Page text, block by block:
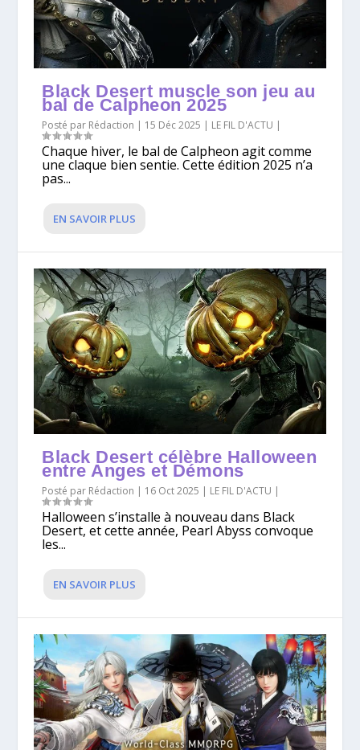
Black Desert muscle son jeu au
bal de Calpheon 2025
Posté par Rédaction | 15 Déc 2025 | LE FIL D'ACTU |
Chaque hiver, le bal de Calpheon agit comme
une claque bien sentie. Cette édition 2025 n’a
pas...
EN SAVOIR PLUS
Black Desert célèbre Halloween
entre Anges et Démons
Posté par Rédaction | 16 Oct 2025 | LE FIL D'ACTU |
Halloween s’installe à nouveau dans Black
Desert, et cette année, Pearl Abyss convoque
les...
EN SAVOIR PLUS